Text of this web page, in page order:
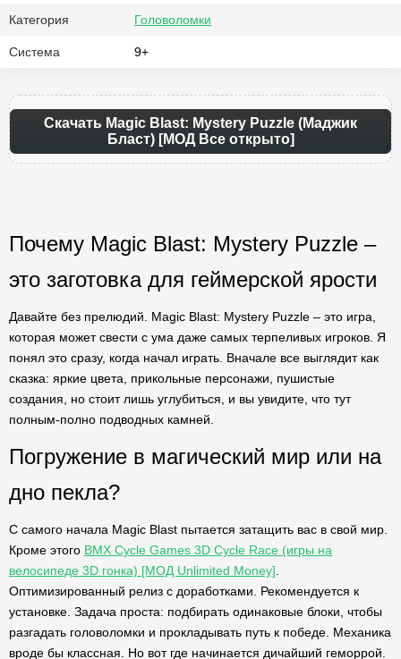
Категория Головоломки
Система 9+
Скачать Magic Blast: Mystery Puzzle (Маджик
Бласт) [МОД Все открыто]
Почему Magic Blast: Mystery Puzzle –
это заготовка для геймерской ярости
Давайте без прелюдий. Magic Blast: Mystery Puzzle – это игра,
которая может свести с ума даже самых терпеливых игроков. Я
понял это сразу, когда начал играть. Вначале все выглядит как
сказка: яркие цвета, прикольные персонажи, пушистые
создания, но стоит лишь углубиться, и вы увидите, что тут
полным-полно подводных камней.
Погружение в магический мир или на
дно пекла?
С самого начала Magic Blast пытается затащить вас в свой мир.
Кроме этого BMX Cycle Games 3D Cycle Race (игры на
велосипеде 3D гонка) [МОД Unlimited Money]
Оптимизированный релиз с доработками. Рекомендуется к
установке. Задача проста: подбирать одинаковые блоки, чтобы
разгадать головоломки и прокладывать путь к победе. Механика
вроде бы классная. Но вот где начинается дичайший геморрой.